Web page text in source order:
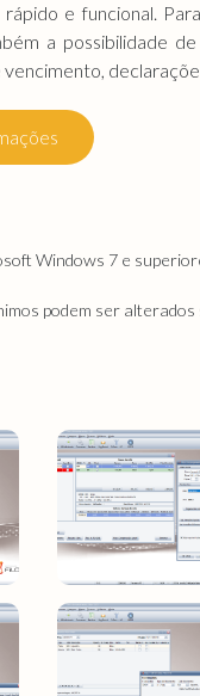
rápido e funcional.
a possibilidade
Windows 7 e
podem ser alterados